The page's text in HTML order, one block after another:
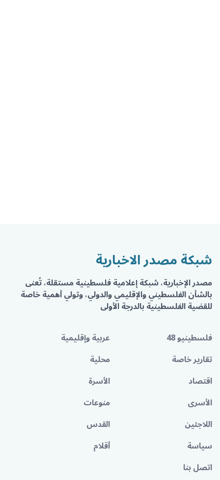
شبكة مصدر الاخبارية
مصدر الإخبارية، شبكة إعلامية فلسطينية مستقلة، تُعنى
بالشأن الفلسطيني والإقليمي والدولي، وتولي أهمية خاصة
للقضية الفلسطينية بالدرجة الأولى
فلسطينيو 48
عربية وإقليمية
تقارير خاصة
محلية
اقتصاد
الأسرة
الأسرى
منوعات
اللاجئين
القدس
سياسة
أقلام
اتصل بنا